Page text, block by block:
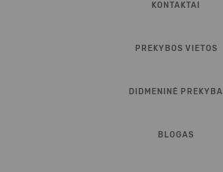
KONTAKTAI
PREKYBOS VIETOS
DIDMENINĖ PREKYBA
BLOGAS